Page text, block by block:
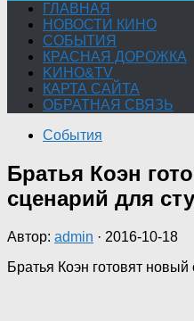
ГЛАВНАЯ
НОВОСТИ КИНО
СОБЫТИЯ
КРАСНАЯ ДОРОЖКА
KИНО&TV
КАРТА САЙТА
ОБРАТНАЯ СВЯЗЬ
События
Братья Коэн
сценарий для
Автор: admin · 2016-10-18
Братья Коэн готовят